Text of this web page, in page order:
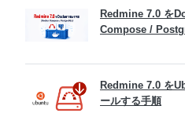
Redmine 7.0 を
Compose /
Redmine 7.0 を
ールする手順